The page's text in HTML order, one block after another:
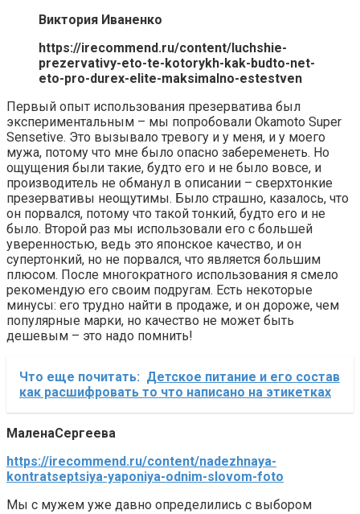
Виктория Иваненко
https://irecommend.ru/content/luchshie-
prezervativy-eto-te-kotorykh-kak-budto-net-
eto-pro-durex-elite-maksimalno-estestven
Первый опыт использования презерватива был
экспериментальным – мы попробовали Okamoto Super
Sensetive. Это вызывало тревогу и у меня, и у моего
мужа, потому что мне было опасно забеременеть. Но
ощущения были такие, будто его и не было вовсе, и
производитель не обманул в описании – сверхтонкие
презервативы неощутимы. Было страшно, казалось, что
он порвался, потому что такой тонкий, будто его и не
было. Второй раз мы использовали его с большей
уверенностью, ведь это японское качество, и он
супертонкий, но не порвался, что является большим
плюсом. После многократного использования я смело
рекомендую его своим подругам. Есть некоторые
минусы: его трудно найти в продаже, и он дороже, чем
популярные марки, но качество не может быть
дешевым – это надо помнить!
Что еще почитать: Детское питание и его состав
как расшифровать то что написано на этикетках
МаленаСергеева
https://irecommend.ru/content/nadezhnaya-
kontratseptsiya-yaponiya-odnim-slovom-foto
Мы с мужем уже давно определились с выбором